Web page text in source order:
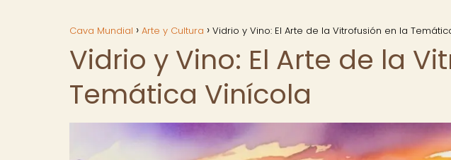
Cava Mundial Arte y Cultura Vidrio y Vino: El Arte de la Vitrofusión en la
Vidrio y Vino: El Arte de la
Temática Vinícola